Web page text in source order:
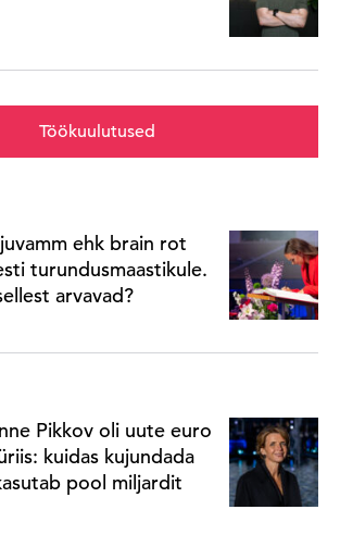
Töökuulutused
ehk brain rot
turundusmaastikule.
arvavad?
Pikkov oli uute euro
kuidas kujundada
pool miljardit